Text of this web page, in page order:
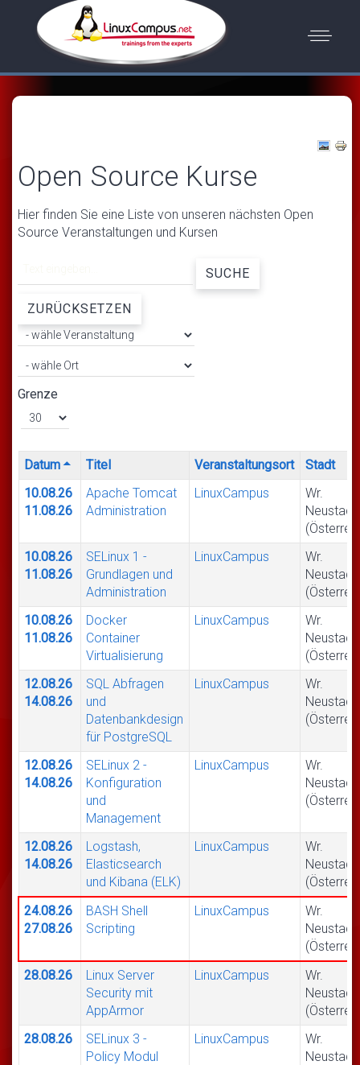
Open Source Kurse
Hier finden Sie eine Liste von unseren nächsten Open
Source Veranstaltungen und Kursen
SUCHE
ZURÜCKSETZEN
Grenze
Datum Titel Veranstaltungsort
Stadt
10.08.26
11.08.26
Apache Tomcat
Administration
LinuxCampus
Wr.
Neustadt
10.08.26
11.08.26
SELinux 1 -
Grundlagen und
Administration
LinuxCampus
Wr.
Neustadt
10.08.26
11.08.26
Docker
Container
Virtualisierung
LinuxCampus
Wr.
Neustadt
12.08.26
14.08.26
SQL Abfragen
und
Datenbankdesign
für PostgreSQL
LinuxCampus
Wr.
Neustadt
12.08.26
14.08.26
SELinux 2 -
Konfiguration
und
Management
LinuxCampus
Wr.
Neustadt
12.08.26
14.08.26
Logstash,
Elasticsearch
und Kibana (ELK)
LinuxCampus
Wr.
Neustadt
24.08.26
27.08.26
BASH Shell
Scripting
LinuxCampus
Wr.
Neustadt
28.08.26
Linux Server
Security mit
AppArmor
LinuxCampus
Wr.
Neustadt
28.08.26
SELinux 3 -
Policy Modul
LinuxCampus
Wr.
Neustadt